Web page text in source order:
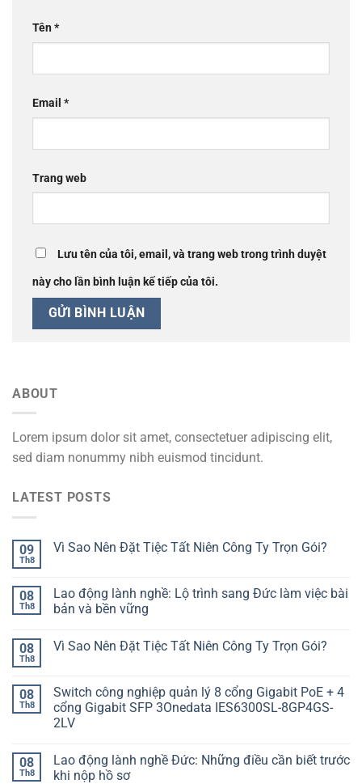
Tên*
Email *
Trang web
Lưu tên của tôi, email, và trang web trong trình duyệt
này cho lần bình luận kế tiếp của tôi.
ABOUT
Lorem ipsum dolor sit amet, consectetuer adipiscing elit,
sed diam nonummy nibh euismod tincidunt.
LATEST POSTS
09
Th8
Vì Sao Nên Đặt Tiệc Tất Niên Công Ty Trọn Gói?
08
Th8
Lao động lành nghề: Lộ trình sang Đức làm việc bài
bản và bền vững
08
Th8
Vì Sao Nên Đặt Tiệc Tất Niên Công Ty Trọn Gói?
08
Th8
Switch công nghiệp quản lý 8 cổng Gigabit PoE + 4
cổng Gigabit SFP 3Onedata IES6300SL-8GP4GS-
2LV
08
Th8
Lao động lành nghề Đức: Những điều cần biết trước
khi nộp hồ sơ